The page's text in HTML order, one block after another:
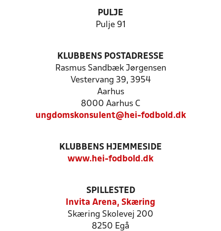
PULJE
Pulje 91
KLUBBENS POSTADRESSE
Rasmus Sandbæk Jørgensen
Vestervang 39, 3954
Aarhus
8000 Aarhus C
ungdomskonsulent@hei-fodbold.dk
KLUBBENS HJEMMESIDE
www.hei-fodbold.dk
SPILLESTED
Invita Arena, Skæring
Skæring Skolevej 200
8250 Egå